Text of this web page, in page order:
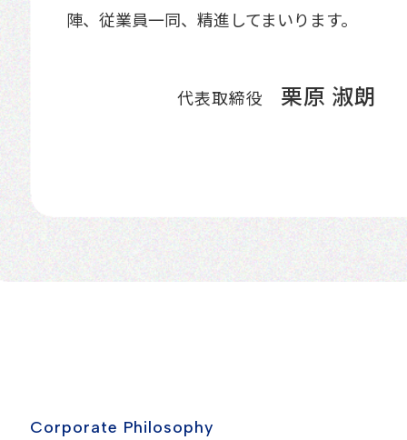
陣、従業員一同、精進してまいります。
代表取締役 栗原 淑朗
Corporate Philosophy